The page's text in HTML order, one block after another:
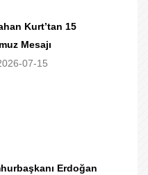
Kurt’tan 15
Mesajı
07-15
Erdoğan